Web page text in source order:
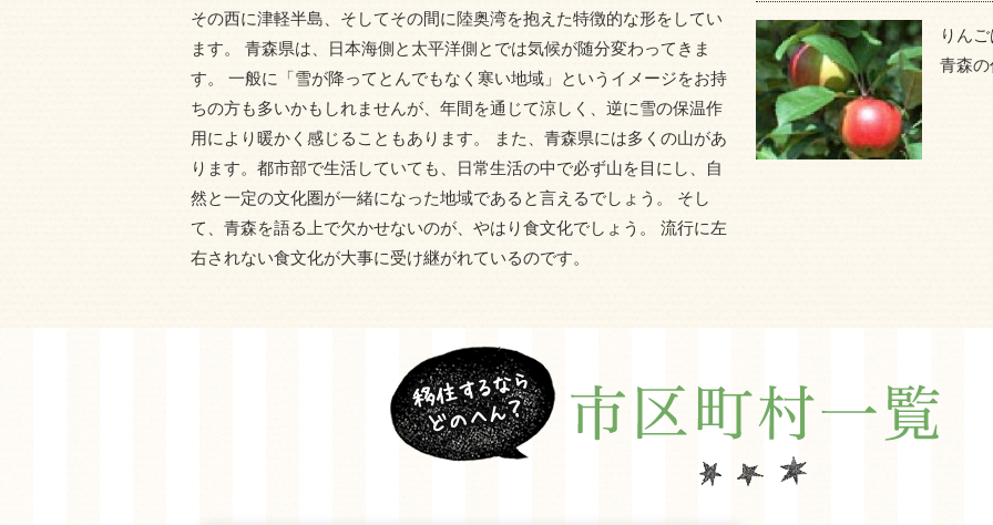
その西に津軽半島、そしてその間に陸奥湾を抱えた特徴的な形をしてい
ます。 青森県は、日本海側と太平洋側とでは気候が随分変わってきま
す。 一般に「雪が降ってとんでもなく寒い地域」というイメージをお持
ちの方も多いかもしれませんが、年間を通じて涼しく、逆に雪の保温作
用により暖かく感じることもあります。 また、青森県には多くの山があ
ります。都市部で生活していても、日常生活の中で必ず山を目にし、自
然と一定の文化圏が一緒になった地域であると言えるでしょう。 そし
て、青森を語る上で欠かせないのが、やはり食文化でしょう。 流行に左
右されない食文化が大事に受け継がれているのです。
りん
青森